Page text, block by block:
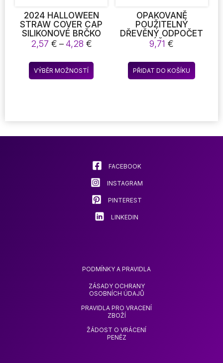
2024 HALLOWEEN
STRAW COVER CAP
SILIKONOVÉ BRČKO
TOPPER PRO
STANLEY 30 & 40 OZ
TUMBLER S RUKOJETÍ
STRAŠIDELNÝ DEKOR,
10MM 0.4IN
HALLOWEEN DÁRKY
2,57 € – 4,28 €Rozpětí
2,57 €
až
VÝBĚR MOŽNOSTÍ
Tento
produkt
Možnosti
stránce
produktu
OPAKOVANĚ
POUŽITELNÝ
DŘEVĚNÝ ODPOČET
KALENDÁŘE OSLAVA
DĚTI HALLOWEEN
ODPOČET
HALLOWEEN
ADVENTNÍ KALENDÁŘ
9,71€
PŘIDAT DO KOŠÍKU
FACEBOOK
INSTAGRAM
PINTEREST
LINKEDIN
PODMÍNKY A PRAVIDLA
ZÁSADY OCHRANY
OSOBNÍCH ÚDAJŮ
PRAVIDLA PRO VRACENÍ
ZBOŽÍ
ŽÁDOST O VRÁCENÍ
PENĚZ